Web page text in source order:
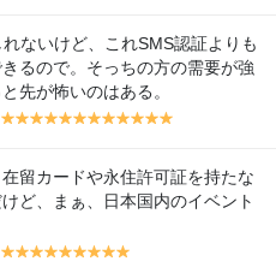
ないけど、これSMS認証よりも
るので。そっちの方の需要が強
先が怖いのはある。
y y
lo
w
y
lo
w
y
lo
w
y
lo
y
w
y
lo
w
y
lo
y
lo
w
y
lo
w
y
lo
w
y
lo
w
lo
w
留カードや永住許可証を持たな
ど、まぁ、日本国内のイベント
y y y y y y y y y